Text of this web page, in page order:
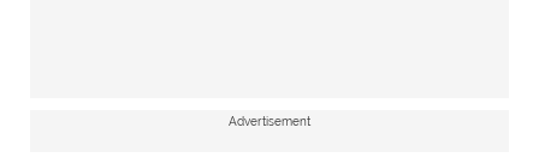
Advertisement